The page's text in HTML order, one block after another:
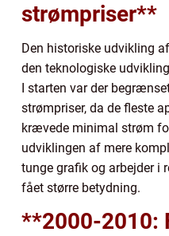
strømpriser**
Den historiske udvikling
den teknologiske
I starten var der
strømpriser, da de fleste
krævede minimal strøm
udviklingen af mere
tunge grafik og arbejder i
fået større betydning.
**2000-2010: